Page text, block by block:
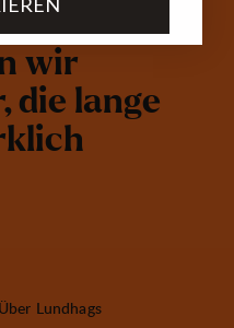
wir
, die lange
klich
Über Lundhags